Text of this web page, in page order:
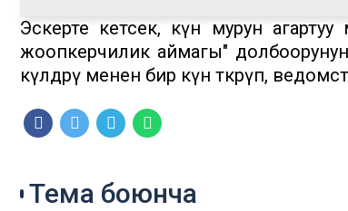
Эскерте кетсек, күн мурун
жоопкерчилик аймагы"
өкүлдөрү менен бир күн өткөрүп,
Тема боюнча